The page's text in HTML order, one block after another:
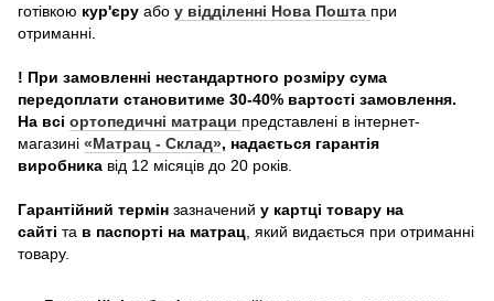
готівкою кур'єру або у відділенні Нова Пошта при
отриманні.
! При замовленні нестандартного розміру сума
передоплати становитиме 30-40% вартості замовлення.
На всі ортопедичні матраци представлені в інтернет-
магазині «Матрац - Склад», надається гарантія
виробника від 12 місяців до 20 років.
Гарантійний термін зазначений у картці товару на
сайті та в паспорті на матрац , який видається при отриманні
товару.